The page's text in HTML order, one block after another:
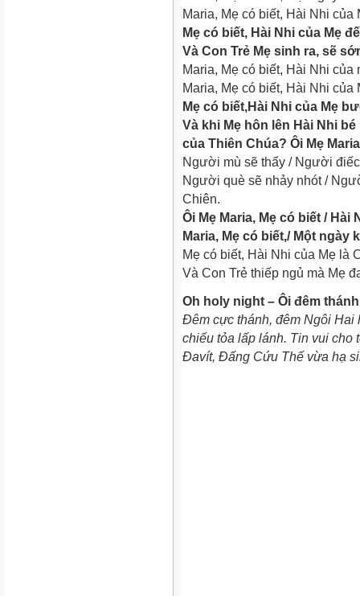
Maria, Mẹ có biết, Hài Nhi
Mẹ có biết, Hài Nhi của Mẹ
Và Con Trẻ Mẹ sinh ra, sẽ
Maria, Mẹ có biết, Hài Nhi
Maria, Mẹ có biết, Hài Nhi
Mẹ có biết,Hài Nhi của Mẹ
Và khi Mẹ hôn lên Hài Nhi
của Thiên Chúa? Ôi Mẹ
Người mù sẽ thấy / Người
Người què sẽ nhảy nhót /
Chiên.
Ôi Mẹ Maria, Mẹ có biết / Hài
Maria, Mẹ có biết,/ Một ngày
Mẹ có biết, Hài Nhi của Mẹ là
Và Con Trẻ thiếp ngủ mà Mẹ
Oh holy night – Ôi đêm thánh
Đêm cực thánh, đêm Ngôi Hai
chiếu tỏa lấp lánh. Tin vui cho
Đavít, Đấng Cứu Thế vừa hạ